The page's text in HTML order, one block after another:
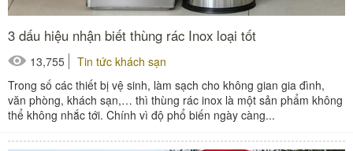
3 dấu hiệu nhận biết thùng rác Inox loại tốt
13,755
Tin tức khách sạn
Trong số các thiết bị vệ sinh, làm sạch cho không gian gia đình,
văn phòng, khách sạn,… thì thùng rác inox là một sản phẩm không
thể không nhắc tới. Chính vì độ phổ biến ngày càng...